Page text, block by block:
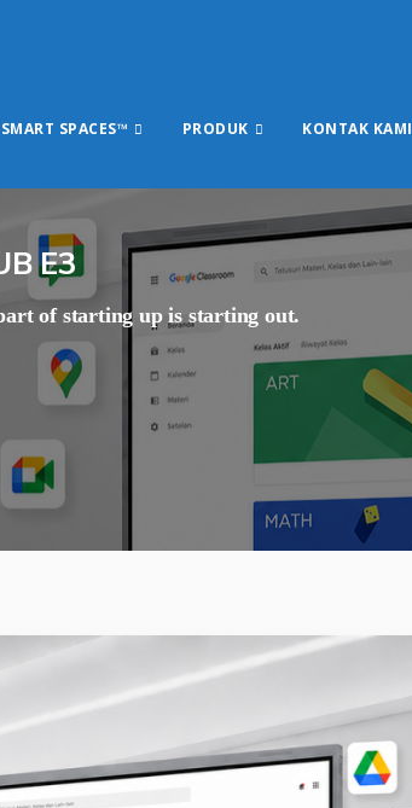
SPACES™ PRODUK KONTAK KAMI
E3
of starting up is starting out.